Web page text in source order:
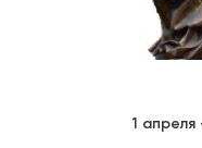
1 апреля